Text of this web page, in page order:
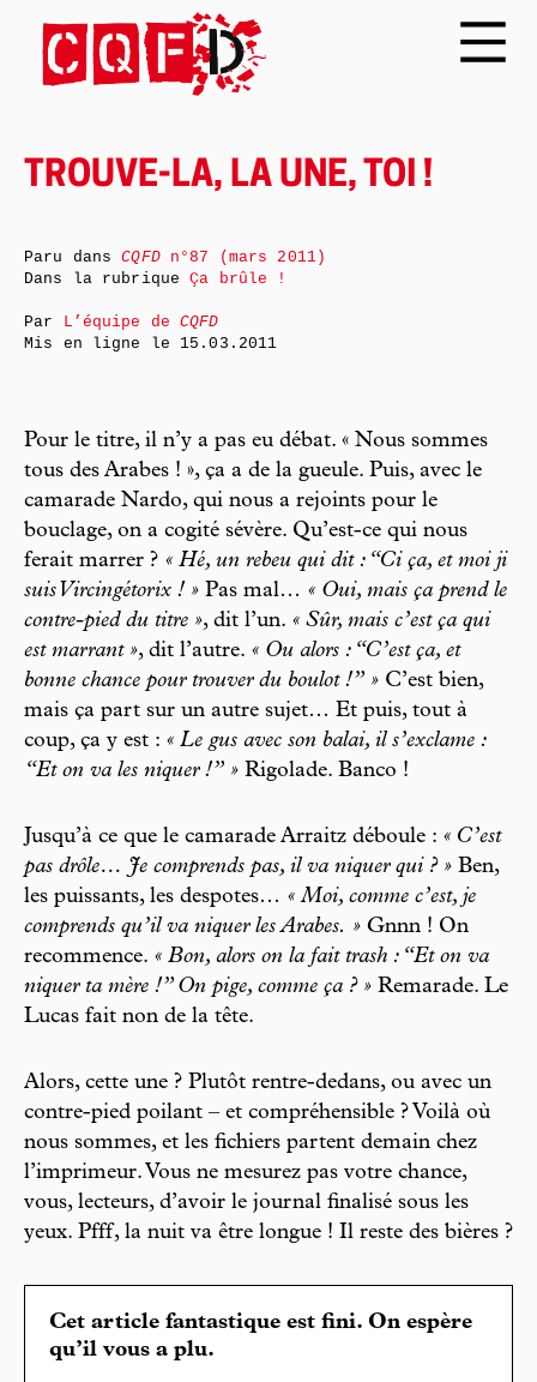
TROUVE-LA, LA UNE, TOI !
Pour le titre, il n’y a pas eu débat. « Nous sommes
tous des Arabes ! », ça a de la gueule. Puis, avec le
camarade Nardo, qui nous a rejoints pour le
bouclage, on a cogité sévère. Qu’est-ce qui nous
ferait marrer ? « Hé, un rebeu qui dit : “Ci ça, et moi ji
suis Vircingétorix ! » Pas mal… « Oui, mais ça prend le
contre-pied du titre », dit l’un. « Sûr, mais c’est ça qui
est marrant », dit l’autre. « Ou alors : “C’est ça, et
bonne chance pour trouver du boulot !” » C’est bien,
mais ça part sur un autre sujet… Et puis, tout à
coup, ça y est : « Le gus avec son balai, il s’exclame :
“Et on va les niquer !” » Rigolade. Banco !
Jusqu’à ce que le camarade Arraitz déboule : « C’est
pas drôle… Je comprends pas, il va niquer qui ? » Ben,
les puissants, les despotes… « Moi, comme c’est, je
comprends qu’il va niquer les Arabes. » Gnnn ! On
recommence. « Bon, alors on la fait trash : “Et on va
niquer ta mère !” On pige, comme ça ? » Remarade. Le
Lucas fait non de la tête.
Alors, cette une ? Plutôt rentre-dedans, ou avec un
contre-pied poilant – et compréhensible ? Voilà où
nous sommes, et les fichiers partent demain chez
l’imprimeur. Vous ne mesurez pas votre chance,
vous, lecteurs, d’avoir le journal finalisé sous les
yeux. Pfff, la nuit va être longue ! Il reste des bières ?
Cet article fantastique est fini. On espère
qu’il vous a plu.
Paru dansCQFDn°87 (mars 2011)
Dans la rubriqueÇa brûle !
Par L’équipe deCQFD
Mis en ligne le 15.03.2011